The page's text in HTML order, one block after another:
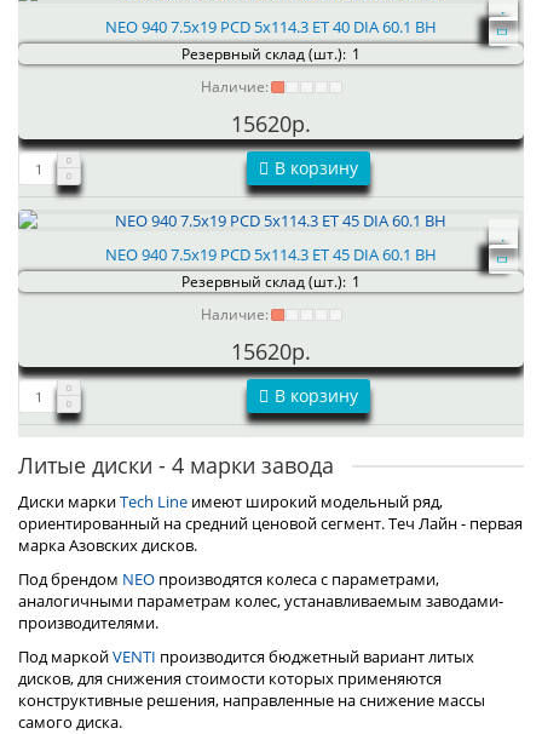
NEO 940 7.5x19 PCD 5x114.3 ET 40 DIA 60.1 BH
Резервный склад (шт.): 1
Наличие:
15620р.
В корзину
NEO 940 7.5x19 PCD 5x114.3 ET 45 DIA 60.1 BH
Резервный склад (шт.): 1
Наличие:
15620р.
В корзину
Литые диски - 4 марки завода
Диски маркиTech Line имеют широкий модельный ряд,
ориентированный на средний ценовой сегмент. Теч Лайн - первая
марка Азовских дисков.
Под брендом NEO производятся колеса с параметрами,
аналогичными параметрам колес, устанавливаемым заводами-
производителями.
Под маркойVENTI производится бюджетный вариант литых
дисков, для снижения стоимости которых применяются
конструктивные решения, направленные на снижение массы
самого диска.